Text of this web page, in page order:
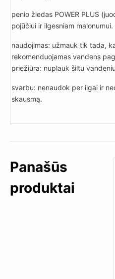
penio žiedas POWER PLUS
pojūčiui ir ilgesniam
naudojimas: užmauk tik tada,
rekomenduojamas vandens
priežiūra: nuplauk šiltu
svarbu: nenaudok per ilgai ir
skausmą.
Panašūs
produktai